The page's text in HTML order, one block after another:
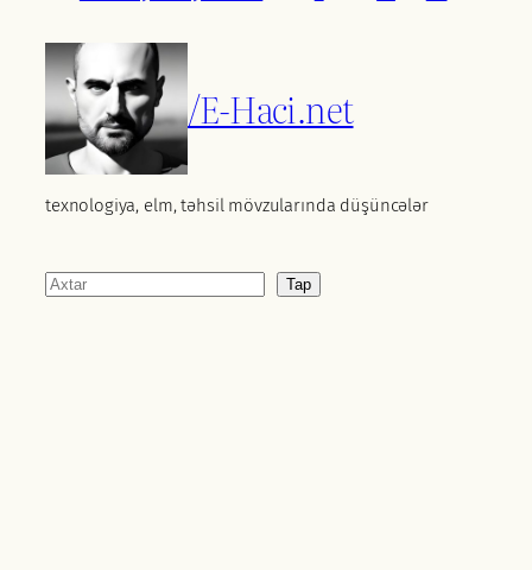
/E-Haci.net
texnologiya, elm, təhsil mövzularında düşüncələr
Axtar Tap